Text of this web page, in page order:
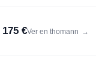
175 €Ver en thomann →